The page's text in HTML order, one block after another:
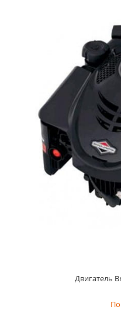
Двигатель Briggs &
Двигатель